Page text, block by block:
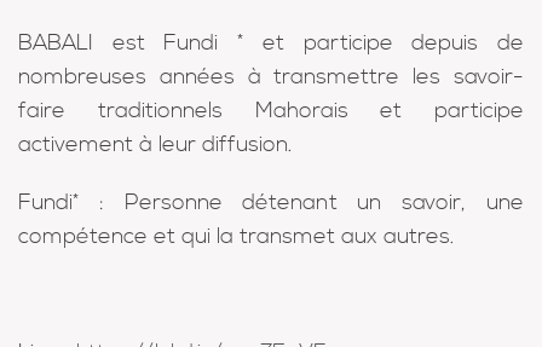
BABALI est Fundi * et participe depuis de
nombreuses années à transmettre les savoir-
faire traditionnels Mahorais et participe
activement à leur diffusion.
Fundi* : Personne détenant un savoir, une
compétence et qui la transmet aux autres.